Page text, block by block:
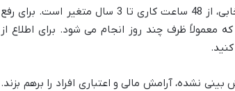
مدت زمان رفع سوء اثر چک برگشتی صیادی بسته به روش انتخابی، از 48 ساعت کاری تا 3 سال متغیر است. برای رفع
معمولاً ظرف چند روز انجام می شود. برای اطلاع از
نشده، آرامش مالی و اعتباری افراد را برهم بزند.